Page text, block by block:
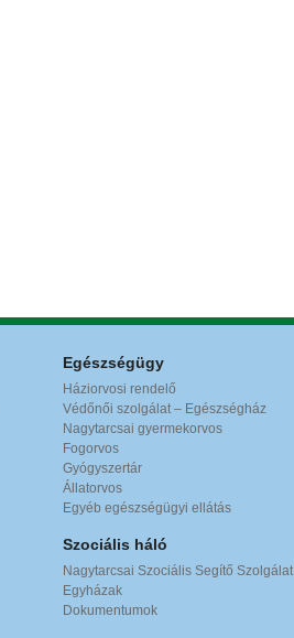
Egészségügy
Háziorvosi rendelő
Védőnői szolgálat – Egészségház
Nagytarcsai gyermekorvos
Fogorvos
Gyógyszertár
Állatorvos
Egyéb egészségügyi ellátás
Szociális háló
Nagytarcsai Szociális Segítő Szolgálat
Egyházak
Dokumentumok